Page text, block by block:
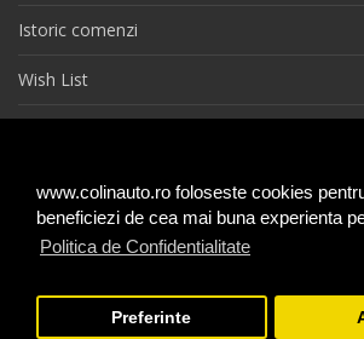
www.colinauto.ro foloseste cookies
beneficiezi de cea mai buna experienta
Politica de Confidentialitate
Preferinte
Istoric comenzi
Wish List